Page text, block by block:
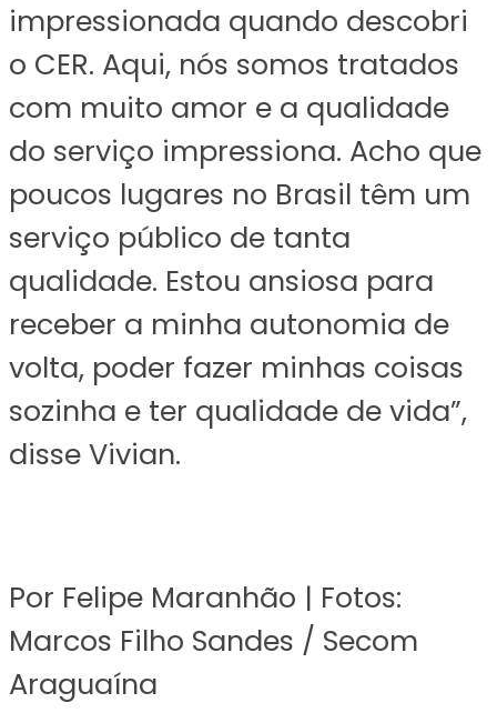
impressionada quando descobri
o CER. Aqui, nós somos tratados
com muito amor e a qualidade
do serviço impressiona. Acho que
poucos lugares no Brasil têm um
serviço público de tanta
qualidade. Estou ansiosa para
receber a minha autonomia de
volta, poder fazer minhas coisas
sozinha e ter qualidade de vida”,
disse Vivian.
Por Felipe Maranhão | Fotos:
Marcos Filho Sandes / Secom
Araguaína